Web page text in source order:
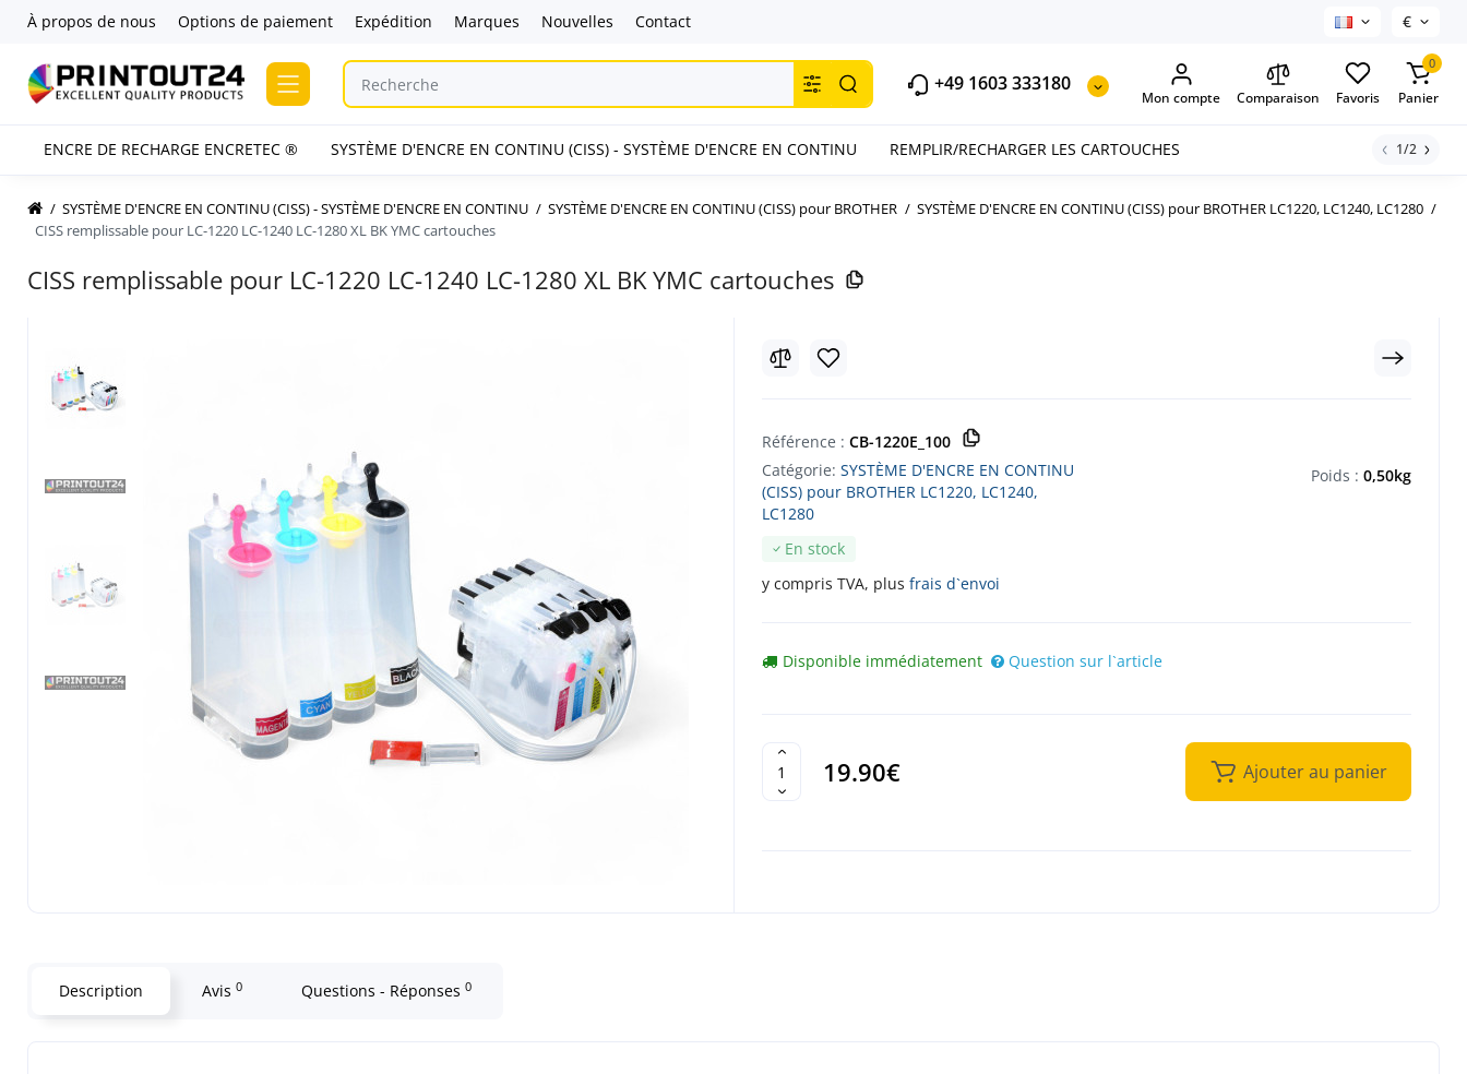
À propos de nous Options de paiement Expédition Marques Nouvelles Contact €
+49 1603 333180
Mon compte Comparaison Favoris
0
Panier
ENCRE DE RECHARGE ENCRETEC ® SYSTÈME D'ENCRE EN CONTINU (CISS) - SYSTÈME D'ENCRE EN CONTINU REMPLIR/RECHARGER LES CARTOUCHES 1/2
SYSTÈME D'ENCRE EN CONTINU (CISS) - SYSTÈME D'ENCRE EN CONTINU SYSTÈME D'ENCRE EN CONTINU (CISS) pour BROTHER
SYSTÈME D'ENCRE EN CONTINU (CISS) pour BROTHER LC1220, LC1240, LC1280
CISS remplissable pour LC-1220 LC-1240 LC-1280 XL BK YMC cartouches
CISS remplissable pour LC-1220 LC-1240 LC-1280 XL BK YMC cartouches
Référence : CB-1220E_100
Catégorie: SYSTÈME D'ENCRE EN CONTINU
(CISS) pour BROTHER LC1220, LC1240,
LC1280
En stock
y compris TVA, plus frais d`envoi
Poids : 0,50kg
Disponible immédiatement Question sur l`article
19.90€ Ajouter au panier
Description Avis 0 Questions - Réponses 0